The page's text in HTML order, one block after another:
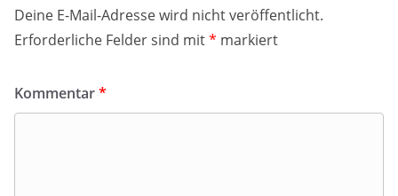
Deine E-Mail-Adresse wird nicht veröffentlicht.
Erforderliche Felder sind mit* markiert
Kommentar*